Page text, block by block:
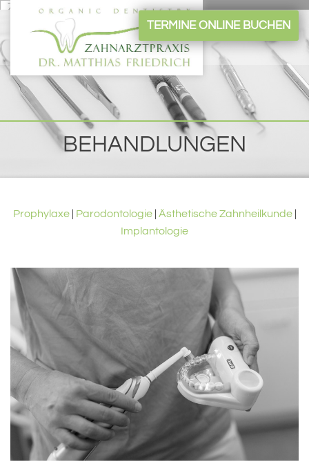
Zum Inhalt springen
BEHANDLUNGEN
Prophylaxe| Parodontologie| Ästhetische Zahnheilkunde|
Implantologie
TERMINE ONLINE BUCHEN